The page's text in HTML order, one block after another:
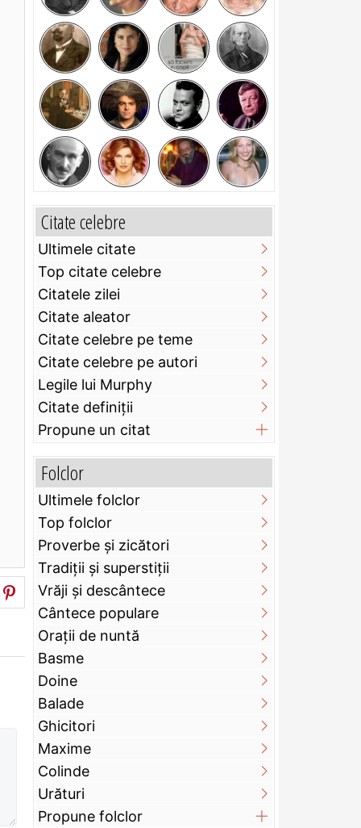
Citate celebre
Ultimele citate
Top citate celebre
Citatele zilei
Citate aleator
Citate celebre pe teme
Citate celebre pe autori
Legile lui Murphy
Citate definiţii
Propune un citat
Folclor
Ultimele folclor
Top folclor
Proverbe și zicători
Tradiții și superstiții
Vrăji și descântece
Cântece populare
Orații de nuntă
Basme
Doine
Balade
Ghicitori
Maxime
Colinde
Urături
Propune folclor